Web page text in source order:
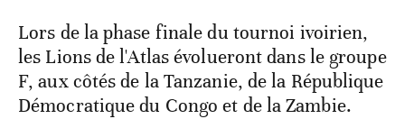
Lors de la phase finale du tournoi ivoirien,
les Lions de l'Atlas évolueront dans le groupe
F, aux côtés de la Tanzanie, de la République
Démocratique du Congo et de la Zambie.